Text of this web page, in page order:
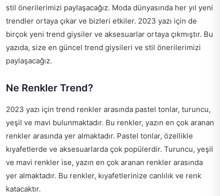
stil önerilerimizi paylaşacağız. Moda dünyasında her yıl yeni
trendler ortaya çıkar ve bizleri etkiler. 2023 yazı için de
birçok yeni trend giysiler ve aksesuarlar ortaya çıkmıştır. Bu
yazıda, size en güncel trend giysileri ve stil önerilerimizi
paylaşacağız.
Ne Renkler Trend?
2023 yazı için trend renkler arasında pastel tonlar, turuncu,
yeşil ve mavi bulunmaktadır. Bu renkler, yazın en çok aranan
renkler arasında yer almaktadır. Pastel tonlar, özellikle
kıyafetlerde ve aksesuarlarda çok popülerdir. Turuncu, yeşil
ve mavi renkler ise, yazın en çok aranan renkler arasında
yer almaktadır. Bu renkler, kıyafetlerinize canlılık ve renk
katacaktır.